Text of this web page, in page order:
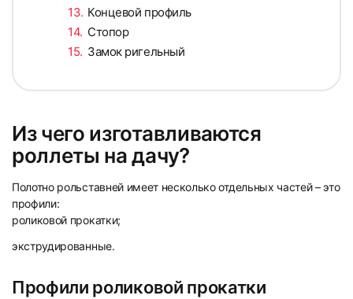
Концевой профиль
Стопор
Замок ригельный
Из чего изготавливаются
роллеты на дачу?
Полотно рольставней имеет несколько отдельных частей – это
профили:
роликовой прокатки;
экструдированные.
Профили роликовой прокатки